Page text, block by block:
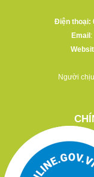
Điện thoại:
Email :
Người